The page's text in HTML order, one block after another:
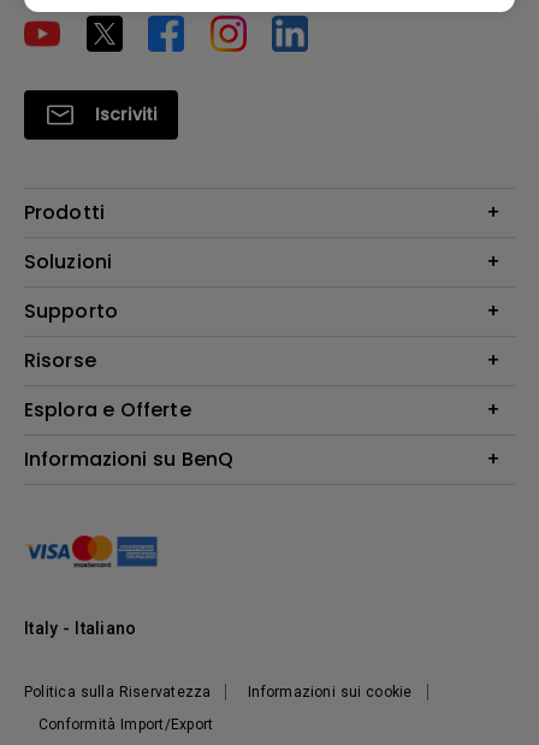
Iscriviti
Prodotti
Videoproiettori
Illuminazione
Altoparlante
Soluzioni
Education/Formazione
Supporto
Contatti
FAQ BenQ Shop
Returns BenQ Shop
Risorse
Find Your Perfect Projector
Centro informazioni
Esplora e Offerte
Events, Promotions & Webinars
Informazioni su BenQ
Responsabilità sociale d'impresa
Notizie
Politica sulla Riservatezza
Informazioni sui cookie
Conformità Import/Export
Italy - Italiano